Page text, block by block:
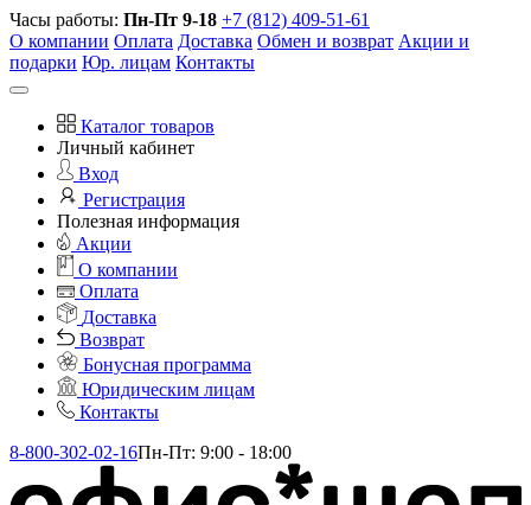
Часы работы: Пн-Пт 9-18 +7 (812) 409-51-61
О компании Оплата Доставка Обмен и возврат Акции и
подарки Юр. лицам Контакты
Каталог товаров
Личный кабинет
Вход
Регистрация
Полезная информация
Акции
О компании
Оплата
Доставка
Возврат
Бонусная программа
Юридическим лицам
Контакты
8-800-302-02-16Пн-Пт: 9:00 - 18:00